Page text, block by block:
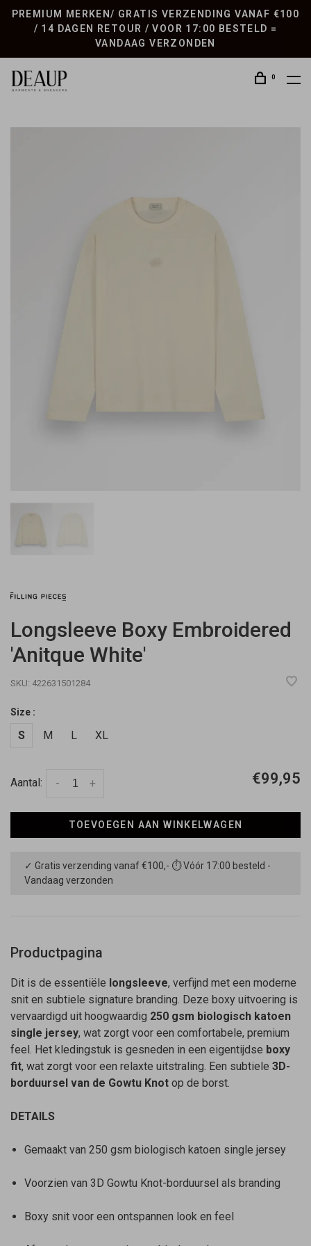
PREMIUM MERKEN/ GRATIS VERZENDING VANAF €100
/ 14 DAGEN RETOUR / VOOR 17:00 BESTELD =
VANDAAG VERZONDEN
0
Longsleeve Boxy Embroidered
'Anitque White'
SKU: 422631501284
Size :
S M L XL
Aantal: +
- €99,95
TOEVOEGEN AAN WINKELWAGEN
✓ Gratis verzending vanaf €100,- ⏱ Vóór 17:00 besteld -
Vandaag verzonden
Productpagina
Dit is de essentiële longsleeve, verfijnd met een moderne
snit en subtiele signature branding. Deze boxy uitvoering is
vervaardigd uit hoogwaardig 250 gsm biologisch katoen
single jersey, wat zorgt voor een comfortabele, premium
feel. Het kledingstuk is gesneden in een eigentijdse boxy
fit, wat zorgt voor een relaxte uitstraling. Een subtiele 3D-
borduursel van de Gowtu Knot op de borst.
DETAILS
Gemaakt van 250 gsm biologisch katoen single jersey
Voorzien van 3D Gowtu Knot-borduursel als branding
Boxy snit voor een ontspannen look en feel